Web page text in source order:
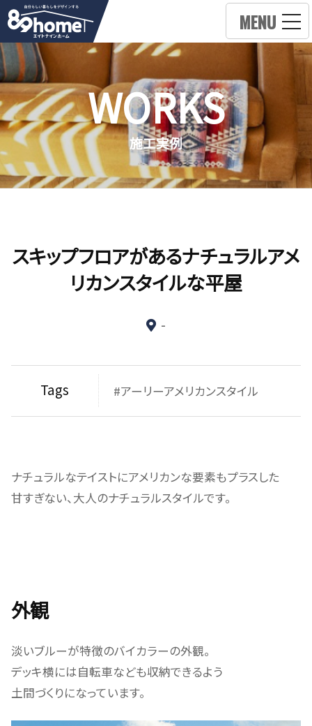
MENU
WORKS
施工実例
スキップフロアがあるナチュラルアメ
リカンスタイルな平屋
-
Tags #アーリーアメリカンスタイル
ナチュラルなテイストにアメリカンな要素もプラスした
甘すぎない、大人のナチュラルスタイルです。
外観
淡いブルーが特徴のバイカラーの外観。
デッキ横には自転車なども収納できるよう
土間づくりになっています。